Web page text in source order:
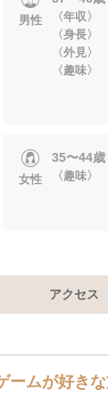
男性
〈年収
〈身長
〈外見
〈趣味
女性
35〜44歳
〈趣味
アクセス
ームが好き